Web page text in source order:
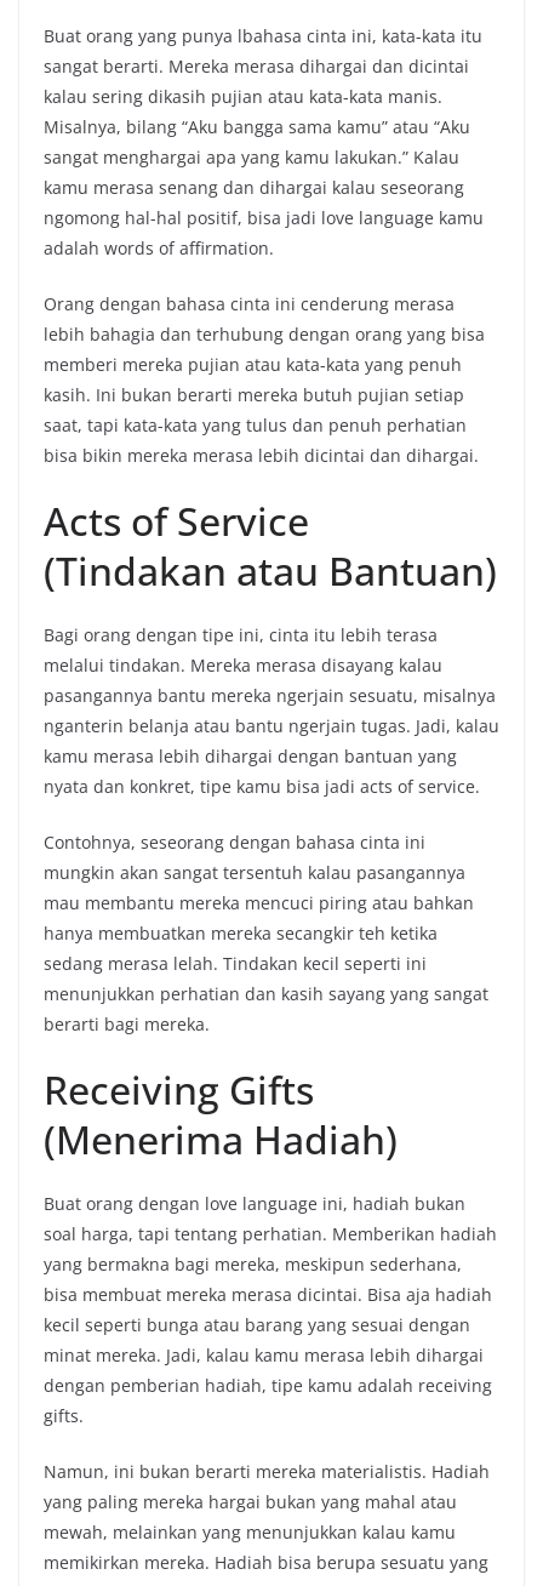
Buat orang yang punya lbahasa cinta ini, kata-kata itu
sangat berarti. Mereka merasa dihargai dan dicintai
kalau sering dikasih pujian atau kata-kata manis.
Misalnya, bilang “Aku bangga sama kamu” atau “Aku
sangat menghargai apa yang kamu lakukan.” Kalau
kamu merasa senang dan dihargai kalau seseorang
ngomong hal-hal positif, bisa jadi love language kamu
adalah words of affirmation.
Orang dengan bahasa cinta ini cenderung merasa
lebih bahagia dan terhubung dengan orang yang bisa
memberi mereka pujian atau kata-kata yang penuh
kasih. Ini bukan berarti mereka butuh pujian setiap
saat, tapi kata-kata yang tulus dan penuh perhatian
bisa bikin mereka merasa lebih dicintai dan dihargai.
Acts of Service
(Tindakan atau Bantuan)
Bagi orang dengan tipe ini, cinta itu lebih terasa
melalui tindakan. Mereka merasa disayang kalau
pasangannya bantu mereka ngerjain sesuatu, misalnya
nganterin belanja atau bantu ngerjain tugas. Jadi, kalau
kamu merasa lebih dihargai dengan bantuan yang
nyata dan konkret, tipe kamu bisa jadi acts of service.
Contohnya, seseorang dengan bahasa cinta ini
mungkin akan sangat tersentuh kalau pasangannya
mau membantu mereka mencuci piring atau bahkan
hanya membuatkan mereka secangkir teh ketika
sedang merasa lelah. Tindakan kecil seperti ini
menunjukkan perhatian dan kasih sayang yang sangat
berarti bagi mereka.
Receiving Gifts
(Menerima Hadiah)
Buat orang dengan love language ini, hadiah bukan
soal harga, tapi tentang perhatian. Memberikan hadiah
yang bermakna bagi mereka, meskipun sederhana,
bisa membuat mereka merasa dicintai. Bisa aja hadiah
kecil seperti bunga atau barang yang sesuai dengan
minat mereka. Jadi, kalau kamu merasa lebih dihargai
dengan pemberian hadiah, tipe kamu adalah receiving
gifts.
Namun, ini bukan berarti mereka materialistis. Hadiah
yang paling mereka hargai bukan yang mahal atau
mewah, melainkan yang menunjukkan kalau kamu
memikirkan mereka. Hadiah bisa berupa sesuatu yang